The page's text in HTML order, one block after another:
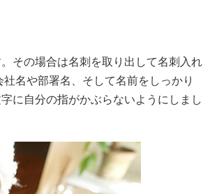
その場合は名刺を取り出して名刺入れ
名や部署名、そして名前をしっかり
に自分の指がかぶらないようにしまし